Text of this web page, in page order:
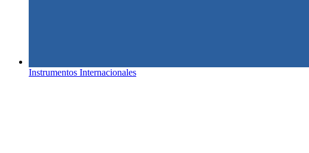
Instrumentos Internacionales